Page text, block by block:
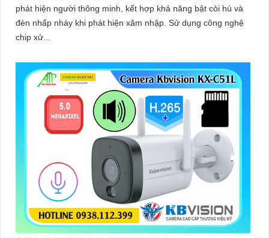
phát hiện người thông minh, kết hợp khả năng bật còi hú và
đèn nhấp nháy khi phát hiện xâm nhập. Sử dụng công nghệ
chip xử...